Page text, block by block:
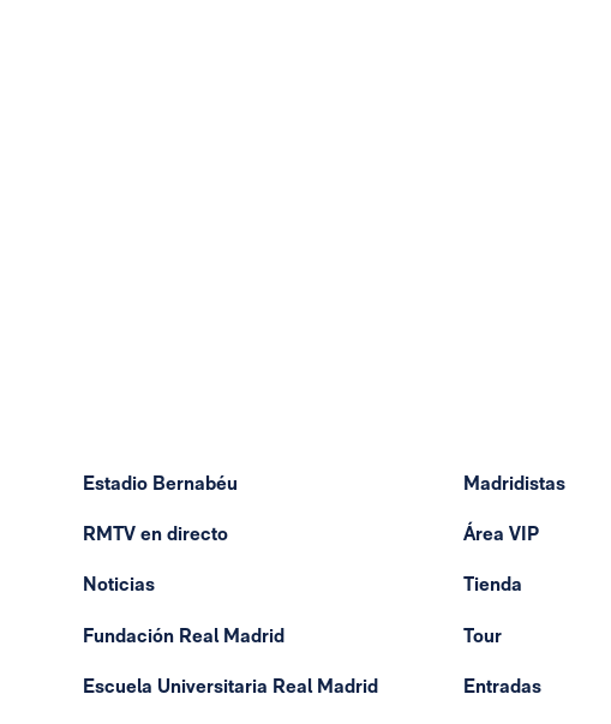
Estadio Bernabéu
RMTV en directo
Noticias
Fundación Real Madrid
Escuela Universitaria Real Madrid
Madridistas
Área VIP
Tienda
Tour
Entradas